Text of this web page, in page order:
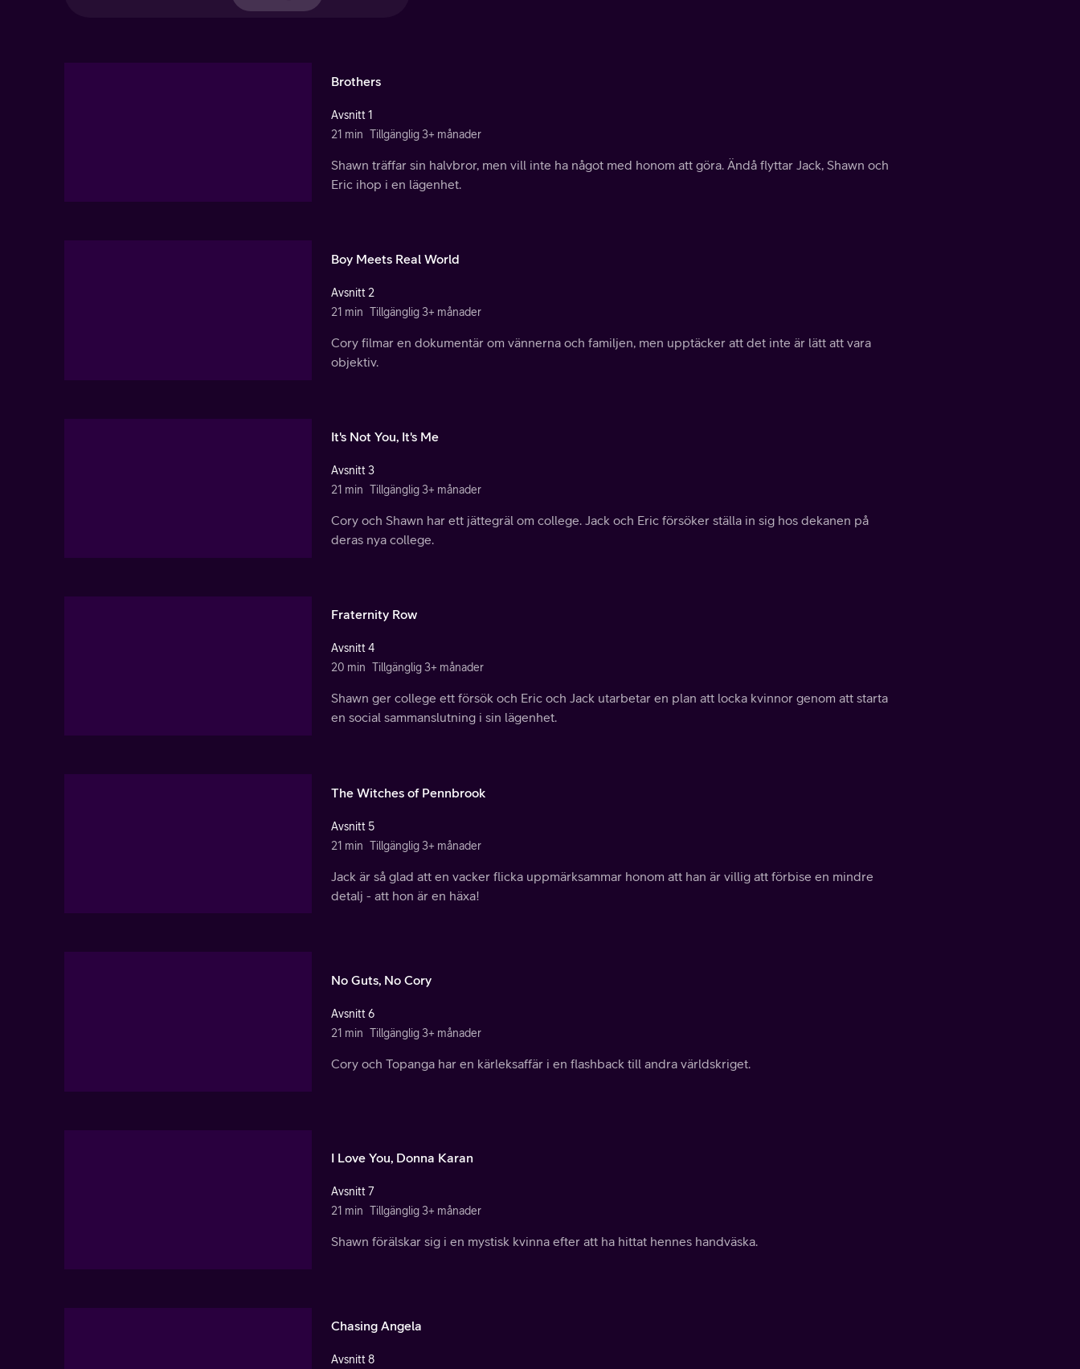
Brothers
Avsnitt 1
21 min Tillgänglig 3+ månader
Shawn träffar sin halvbror, men vill inte ha något med honom att göra. Ändå flyttar Jack, Shawn och
Eric ihop i en lägenhet.
Boy Meets Real World
Avsnitt 2
21 min Tillgänglig 3+ månader
Cory filmar en dokumentär om vännerna och familjen, men upptäcker att det inte är lätt att vara
objektiv.
It's Not You, It's Me
Avsnitt 3
21 min Tillgänglig 3+ månader
Cory och Shawn har ett jättegräl om college. Jack och Eric försöker ställa in sig hos dekanen på
deras nya college.
Fraternity Row
Avsnitt 4
20 min Tillgänglig 3+ månader
Shawn ger college ett försök och Eric och Jack utarbetar en plan att locka kvinnor genom att starta
en social sammanslutning i sin lägenhet.
The Witches of Pennbrook
Avsnitt 5
21 min Tillgänglig 3+ månader
Jack är så glad att en vacker flicka uppmärksammar honom att han är villig att förbise en mindre
detalj - att hon är en häxa!
No Guts, No Cory
Avsnitt 6
21 min Tillgänglig 3+ månader
Cory och Topanga har en kärleksaffär i en flashback till andra världskriget.
I Love You, Donna Karan
Avsnitt 7
21 min Tillgänglig 3+ månader
Shawn förälskar sig i en mystisk kvinna efter att ha hittat hennes handväska.
Chasing Angela
Avsnitt 8